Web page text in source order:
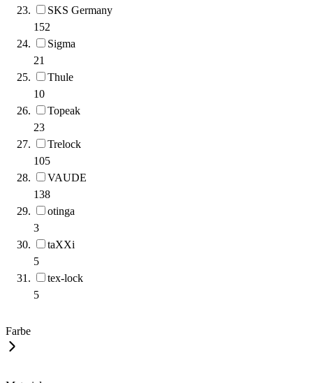
SKS Germany
152
Sigma
21
Thule
10
Topeak
23
Trelock
105
VAUDE
138
otinga
3
taXXi
5
tex-lock
5
Farbe